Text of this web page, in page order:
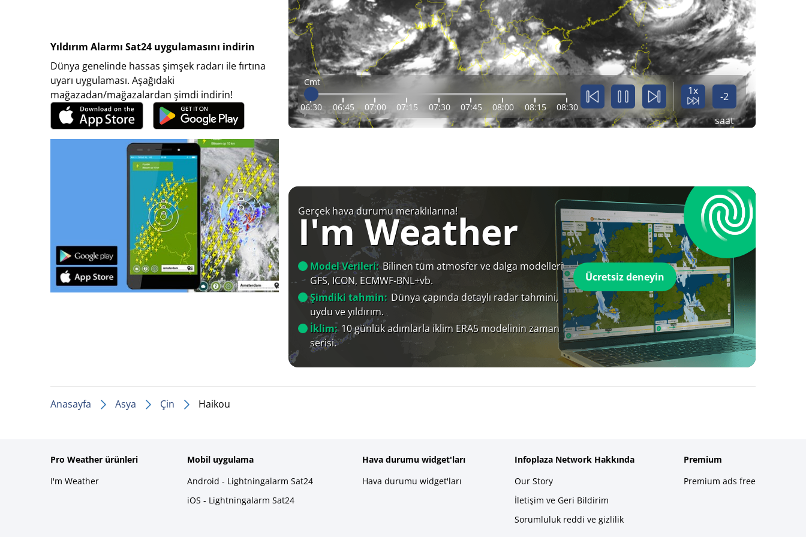
Yıldırım Alarmı Sat24 uygulamasını indirin
Dünya genelinde hassas şimşek radarı ile fırtına
uyarı uygulaması. Aşağıdaki
mağazadan/mağazalardan şimdi indirin!
Cmt
06:30 06:45 07:00 07:15 07:30 07:45 08:00 08:15 08:30
1x
-2
saat
Gerçek hava durumu meraklılarına!
I'm Weather
Model Verileri: Bilinen tüm atmosfer ve dalga modelleri
GFS, ICON, ECMWF-BNL+vb.
Şimdiki tahmin: Dünya çapında detaylı radar tahmini,
uydu ve yıldırım.
İklim: 10 günlük adımlarla iklim ERA5 modelinin zaman
serisi.
Ücretsiz deneyin
Anasayfa Asya Çin Haikou
Pro Weather ürünleri
I'm Weather
Mobil uygulama
Android - Lightningalarm Sat24
iOS - Lightningalarm Sat24
Hava durumu widget'ları
Hava durumu widget'ları
Infoplaza Network Hakkında
Our Story
İletişim ve Geri Bildirim
Sorumluluk reddi ve gizlilik
Premium
Premium ads free